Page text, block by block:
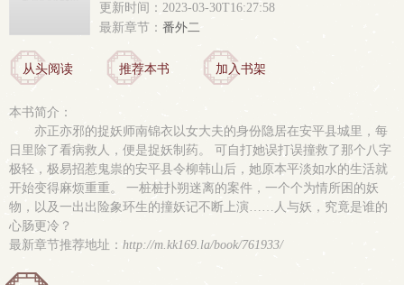
更新时间：2023-03-30T16:27:58
最新章节： 番外二
从头阅读 推荐本书 加入书架
本书简介：
亦正亦邪的捉妖师南锦衣以女大夫的身份隐居在安平县城里，每
日里除了看病救人，便是捉妖制药。 可自打她误打误撞救了那个八字
极轻，极易招惹鬼祟的安平县令柳韩山后，她原本平淡如水的生活就
开始变得麻烦重重。 一桩桩扑朔迷离的案件，一个个为情所困的妖
物，以及一出出险象环生的撞妖记不断上演……人与妖，究竟是谁的
心肠更冷？
最新章节推荐地址： http://m.kk169.la/book/761933/